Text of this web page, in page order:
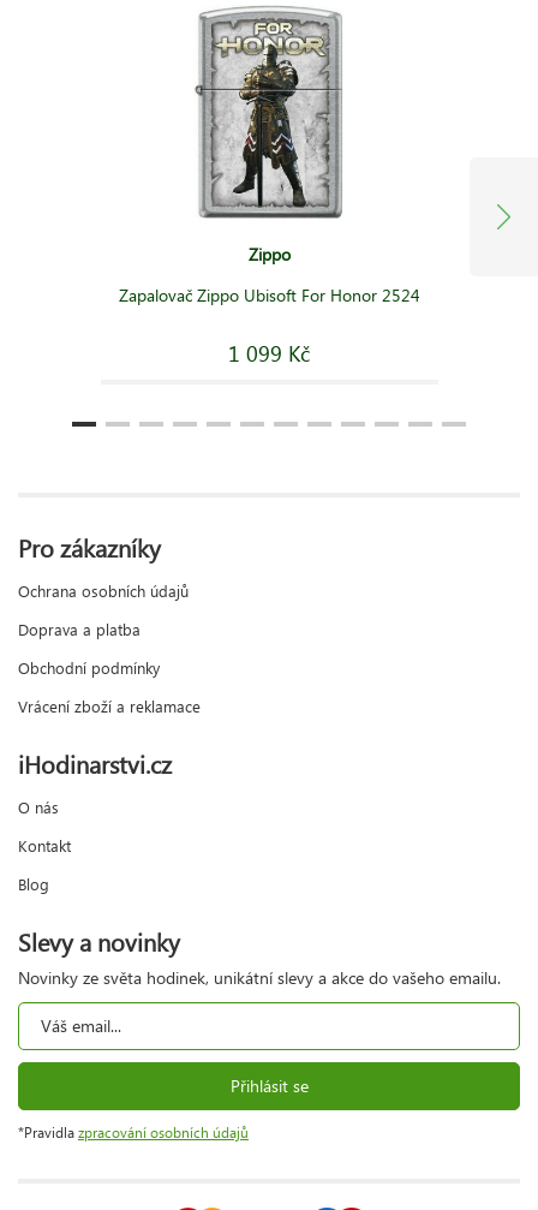
Zippo
Zapalovač Zippo Ubisoft For Honor 2524
1 099 Kč
Pro zákazníky
Ochrana osobních údajů
Doprava a platba
Obchodní podmínky
Vrácení zboží a reklamace
iHodinarstvi.cz
O nás
Kontakt
Blog
Slevy a novinky
Novinky ze světa hodinek, unikátní slevy a akce do vašeho emailu.
Přihlásit se
*Pravidla zpracování osobních údajů